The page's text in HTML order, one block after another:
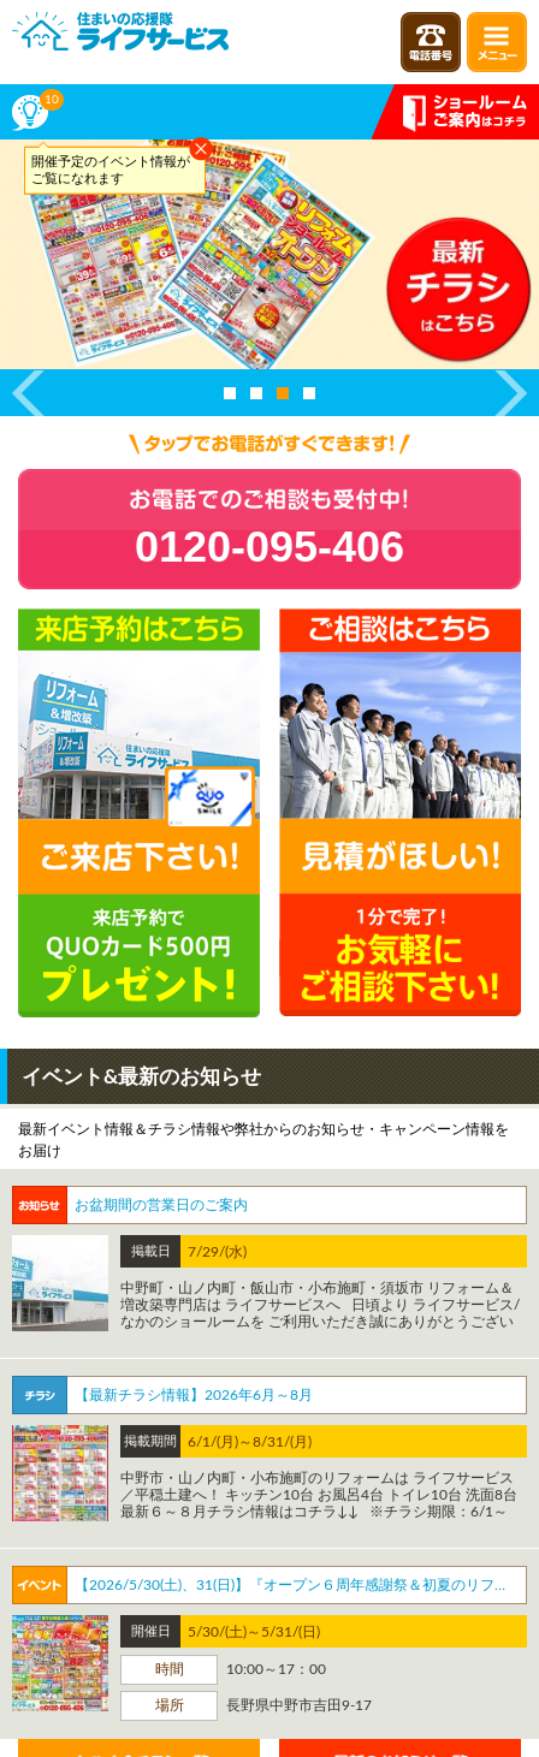
10
開催予定のイベント情報が
ご覧になれます
0120-095-406
イベント&最新のお知らせ
最新イベント情報＆チラシ情報や弊社からのお知らせ・キャンペーン情報を
お届け
お盆期間の営業日のご案内
掲載日 7/29/(水)
中野町・山ノ内町・飯山市・小布施町・須坂市 リフォーム＆
増改築専門店は ライフサービスへ 日頃より ライフサービス/
なかのショールームを ご利用いただき誠にありがとうござい
です。 お盆前の営業日は８月１２日（水）１７：００までで
※ライフサービスの工事・修理対応は 8/11(火)～8/16(日)はお
休み、8/17(月)以降の対応となります 【お盆期間の営業予
定】 ８月１０日（月） 通常営業 ※ライフサービスは特
別営業日 ８月１１日（火・祝） 通常営業 ※ライフサービ
スの工事・修理は休業 ８月１２日（水） 通常営業 ※
ライフサービスの工事・修理は休業 ８月１３日（木）～１６
日（日） 休館日およびお盆休業 ８月１７日（月）～ 通常
営業 ※お盆休業中はお問い合わせフリーダイヤルもつながり
ませんのでご了承ください ※ライフサービスの工事・修理対
の際には来場ご予約も受け付けております。 ↓↓ショールーム
への来店予約はこちら↓↓ https://www.lifeservice-
reform.com/reserve/ メーカー各社、全３２台 キッチン１０台
お風呂４台 トイレ１０台 洗面台８台 「見て」「触れて」「比
べる」 ことができます。 気軽にショールームに見に来てくだ
さい！
【最新チラシ情報】2026年6月～8月
掲載期間 6/1/(月)～8/31/(月)
中野市・山ノ内町・小布施町のリフォームは ライフサービス
／平穏土建へ！ キッチン10台 お風呂4台 トイレ10台 洗面8台
最新６～８月チラシ情報はコチラ↓↓ ※チラシ期限：6/1～
域最大級ショールームで、 チラシ、HPに載っている商品の実
ショールームにご来店ください！！ HPをご覧いただいた方限
定 ↓フォーム↓から初めての来店ご予約いただくと QUOカー
ド500円分 プレゼントいたします！ (*条件がございますので内
容を良くご確認ください) リフォームをお考えの方／お家に不
便な個所がある方 補助金を利用したリフォーム計画 チラシを
ご覧になられて気になる商品を見つけられた方 ぜひショール
ームに気軽にお越しいただき 実際の商品に触れて確かめてみ
てください！ ■気になる商品の詳細はこちらからもご確認い
ただけます！ https://www.lifeservice-reform.com/plan/ ■ご相
【2026/5/30(土)、31(日)】『オープン６周年感謝祭＆初夏のリフォーム相談会』開催！！
開催日 5/30/(土)～5/31/(日)
時間 10:00～17：00
場所 長野県中野市吉田9-17